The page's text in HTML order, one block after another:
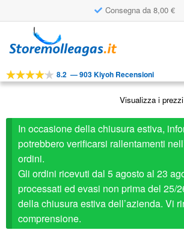
Consegna da 8,00 €
alla
al
STRUMENTI
APPLICAZIONI
SERVIZIO CLIENTI
FAQ
8.2 —903 Kiyoh Recensioni
Visualizza i
In occasione della chiusura estiva,
potrebbero verificarsi rallentamenti
ordini.
Gli ordini ricevuti dal 5 agosto al 23
processati ed evasi non prima del 25/
della chiusura estiva dell’azienda. Vi
comprensione.